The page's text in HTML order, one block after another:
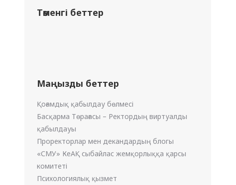
Төменгі беттер
Маңызды беттер
Қоғамдық қабылдау бөлмесі
Басқарма Төрағасы – Ректордың виртуалды
қабылдауы
Проректорлар мен декандардың блогы
«СМУ» КеАҚ сыбайлас жемқорлыққа қарсы
комитеті
Психологиялық қызмет